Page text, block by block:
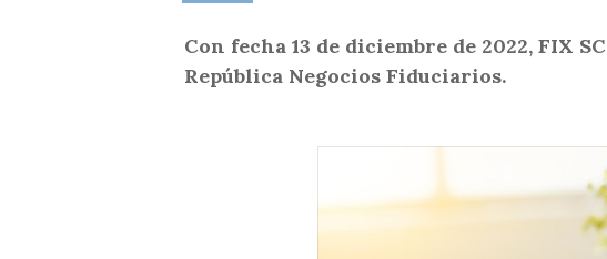
Con fecha 13 de diciembre de 2022, FIX
República Negocios Fiduciarios.